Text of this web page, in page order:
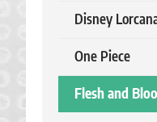
Disney
One Piece
Flesh and